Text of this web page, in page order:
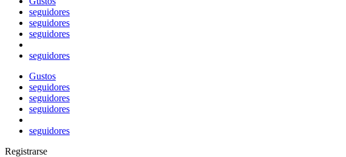
seguidores
seguidores
seguidores
seguidores
Gustos
seguidores
seguidores
seguidores
seguidores
Registrarse